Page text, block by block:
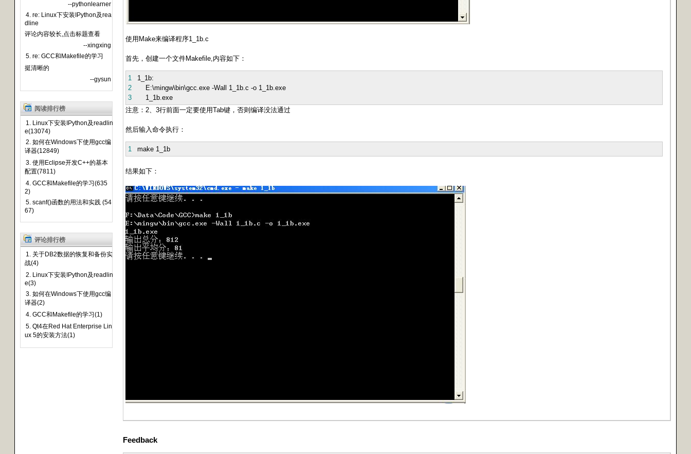
--pythonlearner
4. re: Linux下安装IPython及rea
dline
评论内容较长,点击标题查看
--xingxing
5. re: GCC和Makefile的学习
挺清晰的
--gysun
阅读排行榜
1. Linux下安装IPython及readlin
e(13074)
2. 如何在Windows下使用gcc编
译器(12849)
3. 使用Eclipse开发C++的基本
配置(7811)
4. GCC和Makefile的学习(635
2)
5. scanf()函数的用法和实践 (54
67)
评论排行榜
1. 关于DB2数据的恢复和备份实
战(4)
2. Linux下安装IPython及readlin
e(3)
3. 如何在Windows下使用gcc编
译器(2)
4. GCC和Makefile的学习(1)
5. Qt4在Red Hat Enterprise Lin
ux 5的安装方法(1)
使用Make来编译程序1_1b.c
首先，创建一个文件Makefile,内容如下：
1
1_1b:
2
E:\mingw\bin\gcc.exe -Wall 1_1b.c -o 1_1b.exe
3
1_1b.exe
注意：2、3行前面一定要使用Tab键，否则编译没法通过
然后输入命令执行：
1 make 1_1b
结果如下：
Feedback